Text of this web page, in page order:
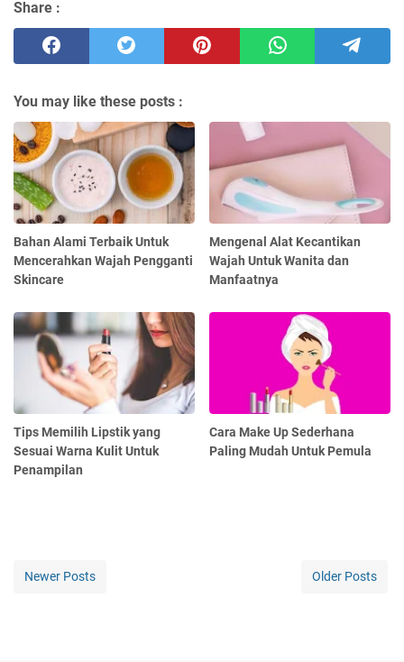
Share :
You may like these posts :
Bahan Alami Terbaik Untuk
Mencerahkan Wajah Pengganti
Skincare
Mengenal Alat Kecantikan
Wajah Untuk Wanita dan
Manfaatnya
Tips Memilih Lipstik yang
Sesuai Warna Kulit Untuk
Penampilan
Cara Make Up Sederhana
Paling Mudah Untuk Pemula
Newer Posts Older Posts